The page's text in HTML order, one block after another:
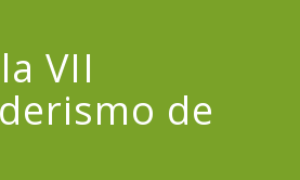
VII
de